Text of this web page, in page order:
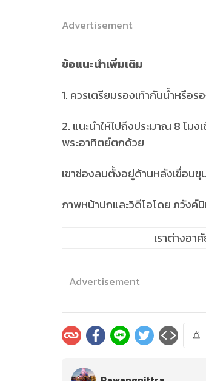
Advertisement
ข้อแนะนำเพิ่มเติม
1. ควรเตรียมรองเท้ากันน้ำหรือ
2. แนะนำให้ไปถึงประมาณ 8 โม
พระอาทิตย์ตกด้วย
เขาช่องลมตั้งอยู่ด้านหลังเขื่อนขุ
ภาพหน้าปกและวิดีโอโดย ภวังค์
เราต่างอา
Advertisement